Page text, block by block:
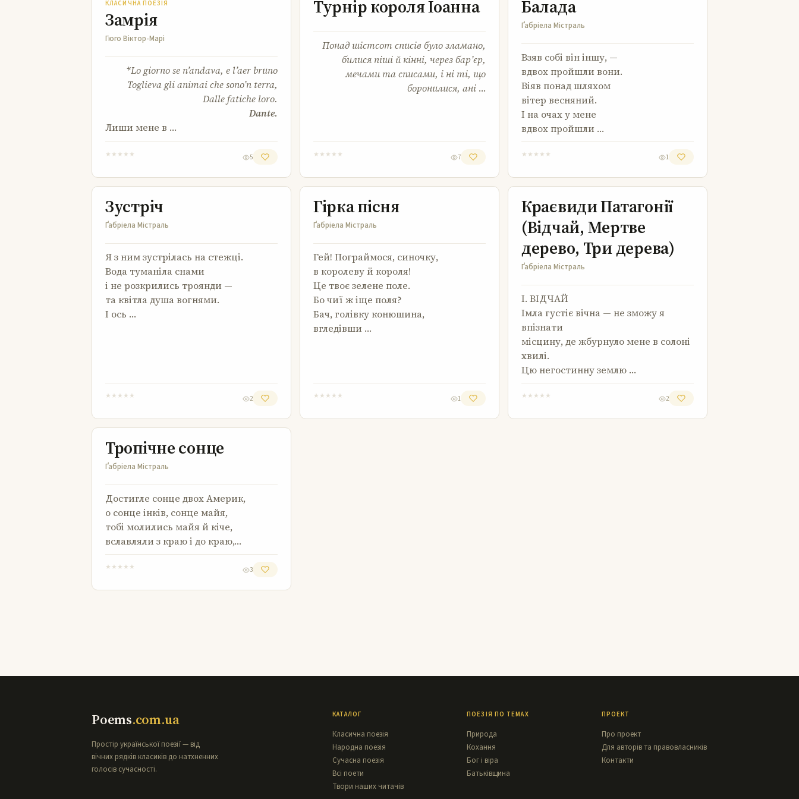
КЛАСИЧНА ПОЕЗІЯ
Замрія
Гюго Віктор-Марі
*Lo giorno se n’andava, e l’aer bruno
Toglieva gli animai che sono’n terra,
Dalle fatiche loro.
Dante.
Лиши мене в …
★ ★ ★ ★ ★ 5
Турнір короля Іоанна
Понад шістсот списів було зламано,
билися піші й кінні, через барʼєр,
мечами та списами, і ні ті, що
боронилися, ані …
★ ★ ★ ★ ★ 7
Балада
Ґабріела Містраль
Взяв собі він іншу, —
вдвох пройшли вони.
Віяв понад шляхом
вітер весняний.
І на очах у мене
вдвох пройшли …
★ ★ ★ ★ ★ 1
Зустріч
Зустріч
Ґабріела Містраль
Я з ним зустрілась на стежці.
Вода туманіла снами
і не розкрились троянди —
та квітла душа вогнями.
І ось …
★ ★ ★ ★ ★ 2
Гірка пісня
Гірка пісня
Ґабріела Містраль
Гей! Пограймося, синочку,
в королеву й короля!
Це твоє зелене поле.
Бо чиї ж іще поля?
Бач, голівку конюшина,
вгледівши …
★ ★ ★ ★ ★ 1
Краєвиди Патагонії
(Відчай, Мертве
дерево, Три дерева)
Ґабріела Містраль
І. ВІДЧАЙ
Імла густіє вічна — не зможу я
впізнати
місцину, де жбурнуло мене в солоні
хвилі.
Цю негостинну землю …
★ ★ ★ ★ ★ 2
Тропічне сонце
Тропічне сонце
Ґабріела Містраль
Достигле сонце двох Америк,
о сонце інків, сонце майя,
тобі молились майя й кіче,
вславляли з краю і до краю,…
★ ★ ★ ★ ★ 3
Poems.com.ua
Простір української поезії — від
вічних рядків класиків до натхненних
голосів сучасності.
КАТАЛОГ
Класична поезія
Народна поезія
Сучасна поезія
Всі поети
Твори наших читачів
ПОЕЗІЯ ПО ТЕМАХ
Природа
Кохання
Бог і віра
Батьківщина
ПРОЕКТ
Про проект
Для авторів та правовласників
Контакти